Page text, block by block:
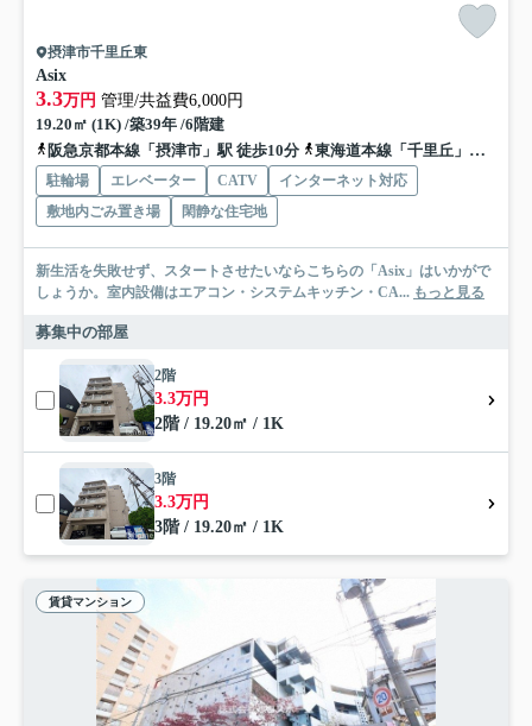
摂津市千里丘東
Asix
3.3万円 管理/共益費6,000円
19.20㎡ (1K) /築39年 /6階建
阪急京都本線「摂津市」駅 徒歩10分
東海道本線「千里丘」駅 徒歩11分
駐輪場 エレベーター CATV
インターネット対応
敷地内ごみ置き場
閑静な住宅地
新生活を失敗せず、スタートさせたいならこちらの「Asix」はいかがで
しょうか。室内設備はエアコン・システムキッチン・CA... もっと見る
募集中の部屋
2階
3.3万円
2階 / 19.20㎡ / 1K
3階
3.3万円
3階 / 19.20㎡ / 1K
賃貸マンション